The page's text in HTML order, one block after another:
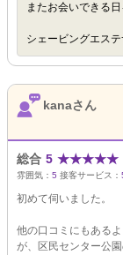
またお会いできる
シェービングエス
kanaさん
総合 5 ★★★★★
雰囲気： 5 接客サービス：
初めて伺いました。
他の口コミにもある
が、区民センター公